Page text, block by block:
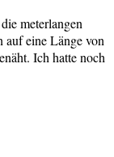
meterlangen
auf eine Länge von
Ich hatte noch